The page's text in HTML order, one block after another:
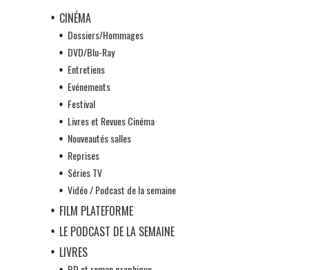
CINÉMA
Dossiers/Hommages
DVD/Blu-Ray
Entretiens
Evénements
Festival
Livres et Revues Cinéma
Nouveautés salles
Reprises
Séries TV
Vidéo / Podcast de la semaine
FILM PLATEFORME
LE PODCAST DE LA SEMAINE
LIVRES